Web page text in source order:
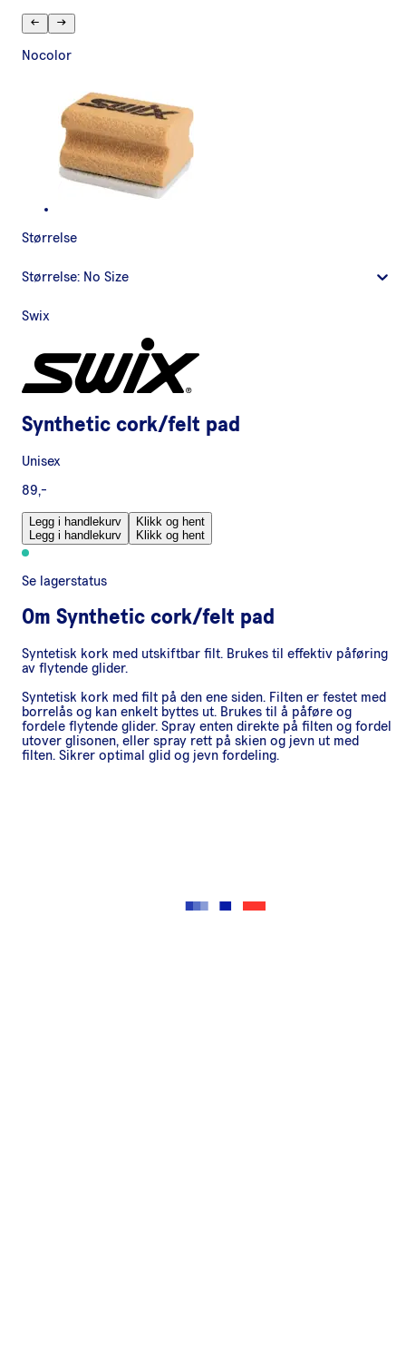
Nocolor
Størrelse
Størrelse: No Size
Swix
Synthetic cork/felt pad
Unisex
89,-
Legg i handlekurv
Legg i handlekurv
Klikk og hent
Klikk og hent
Se lagerstatus
Om Synthetic cork/felt pad
Syntetisk kork med utskiftbar filt. Brukes til effektiv påføring
av flytende glider.
Syntetisk kork med filt på den ene siden. Filten er festet med
borrelås og kan enkelt byttes ut. Brukes til å påføre og
fordele flytende glider. Spray enten direkte på filten og fordel
utover glisonen, eller spray rett på skien og jevn ut med
filten. Sikrer optimal glid og jevn fordeling.